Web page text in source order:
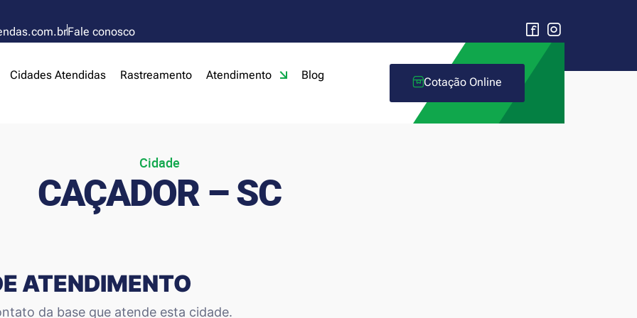
Fale conosco
Cidades Atendidas Rastreamento Atendimento Blog
Cotação Online
Cidade
CAÇADOR – SC
ATENDIMENTO
da base que atende esta cidade.